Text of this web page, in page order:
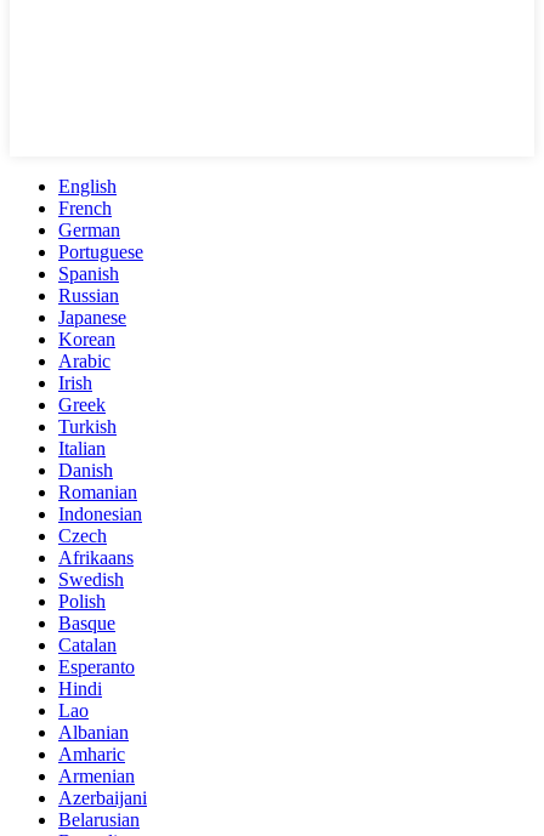
English
French
German
Portuguese
Spanish
Russian
Japanese
Korean
Arabic
Irish
Greek
Turkish
Italian
Danish
Romanian
Indonesian
Czech
Afrikaans
Swedish
Polish
Basque
Catalan
Esperanto
Hindi
Lao
Albanian
Amharic
Armenian
Azerbaijani
Belarusian